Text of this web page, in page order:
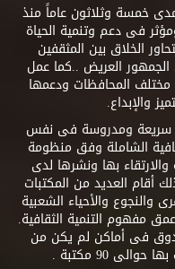
خمسة وثلاثون عاماً منذ
فعال ومؤثر فى دعم وتنمية الحياة
الخلاق بين المثقفين
العريض ..كما عمل
المحافظات ودعمها
والإبداع.
سريعة ومدروسة فى نفس
الشاملة وفق منظومة
بها ونشرها لدى
العديد من المكتبات
والنجوع والأحياء الشعبية
مفهوم التنمية الثقافية.
فى أماكن لم يكن من
90 مكتبة .